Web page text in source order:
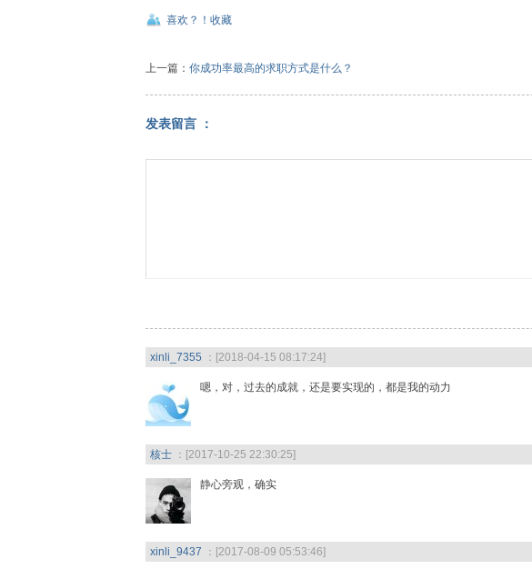
喜欢？！收藏
上一篇： 你成功率最高的求职方式是什么？
发表留言 ：
xinli_7355 ：[2018-04-15 08:17:24]
嗯，对，过去的成就，还是要实现的，都是我的动力
核士 ：[2017-10-25 22:30:25]
静心旁观，确实
xinli_9437 ：[2017-08-09 05:53:46]